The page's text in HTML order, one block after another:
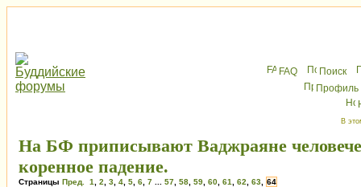
FAQ
Поиск
Профиль
В
На БФ приписывают Ваджраяне
коренное падение.
Страницы Пред. 1 2 3 4 5 6 7 57 58 59 60 61 62 63 64